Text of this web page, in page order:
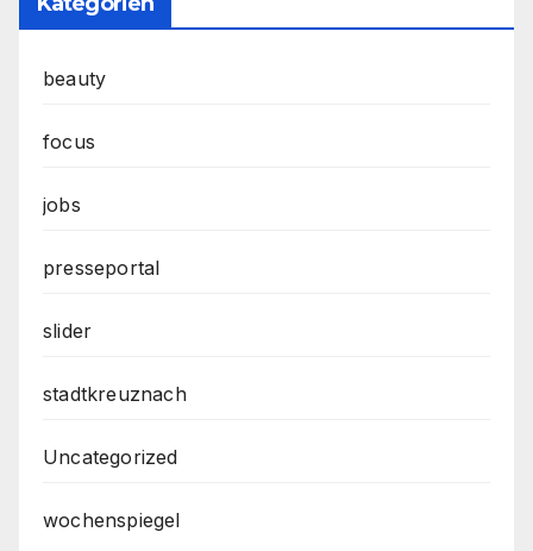
beauty
focus
jobs
presseportal
slider
stadtkreuznach
Uncategorized
wochenspiegel